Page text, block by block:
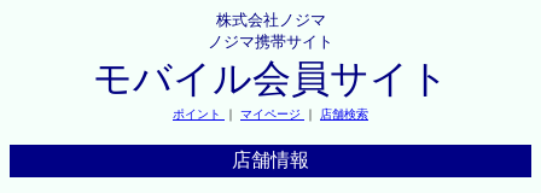
株式会社ノジマ
ノジマ携帯サイト
モバイル会員サイト
ポイント ｜ マイページ ｜ 店舗検索
店舗情報